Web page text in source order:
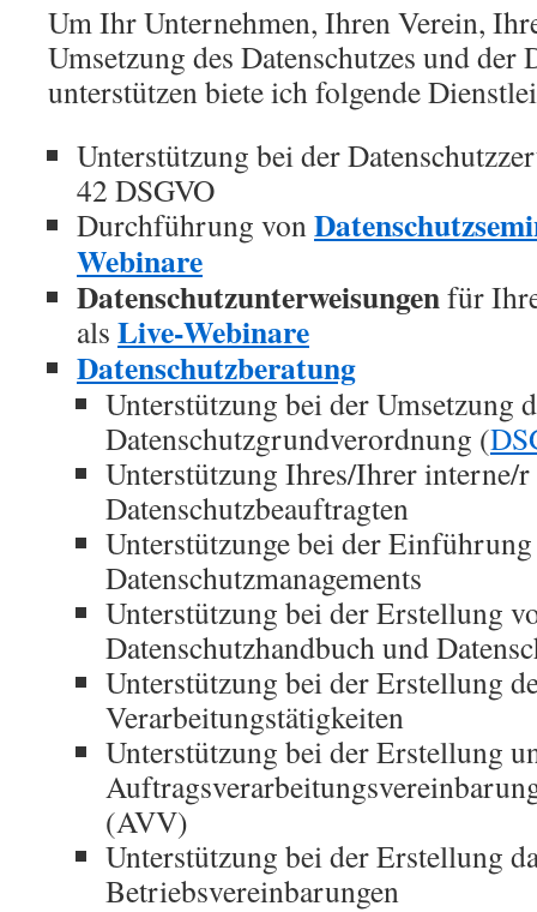
Um Ihr Unternehmen, Ihren Verein,
Umsetzung des Datenschutzes und der
unterstützen biete ich folgende
Unterstützung bei der
42 DSGVO
Durchführung von
Webinare
Datenschutzunterweisungenfür
als Live-Webinare
Datenschutzberatung
Unterstützung bei der Umsetzung
Datenschutzgrundverordnung (
Unterstützung Ihres/Ihrer interne/r
Datenschutzbeauftragten
Unterstützunge bei der Einführung
Datenschutzmanagements
Unterstützung bei der Erstellung
Datenschutzhandbuch und
Unterstützung bei der Erstellung
Verarbeitungstätigkeiten
Unterstützung bei der Erstellung
(AVV)
Unterstützung bei der Erstellung
Betriebsvereinbarungen